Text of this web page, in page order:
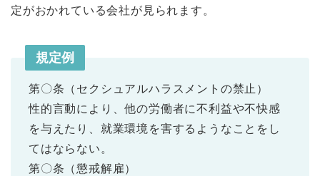
定がおかれている会社が見られます。
規定例
第〇条（セクシュアルハラスメントの禁止）
性的言動により、他の労働者に不利益や不快感
を与えたり、就業環境を害するようなことをし
てはならない。
第〇条（懲戒解雇）